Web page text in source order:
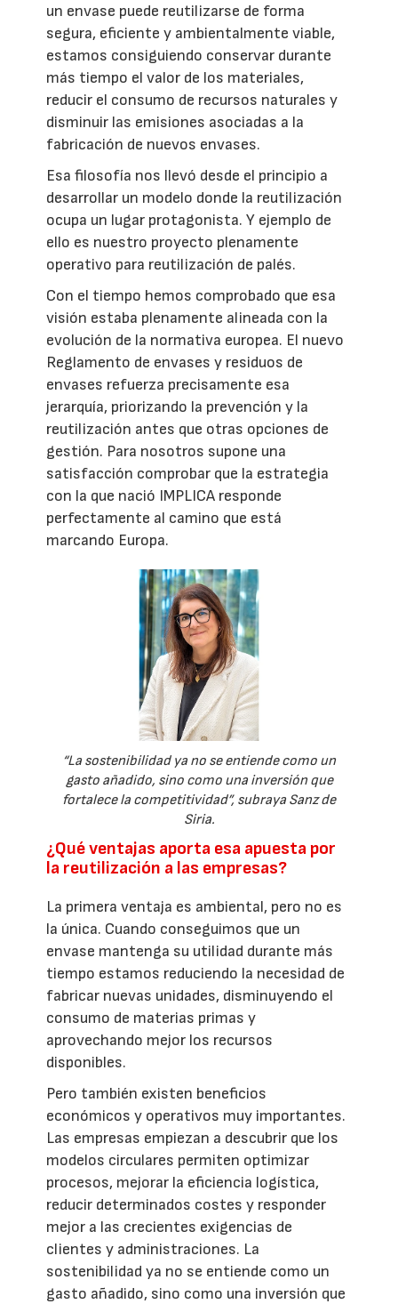
un envase puede reutilizarse de forma
segura, eficiente y ambientalmente viable,
estamos consiguiendo conservar durante
más tiempo el valor de los materiales,
reducir el consumo de recursos naturales y
disminuir las emisiones asociadas a la
fabricación de nuevos envases.
Esa filosofía nos llevó desde el principio a
desarrollar un modelo donde la reutilización
ocupa un lugar protagonista. Y ejemplo de
ello es nuestro proyecto plenamente
operativo para reutilización de palés.
Con el tiempo hemos comprobado que esa
visión estaba plenamente alineada con la
evolución de la normativa europea. El nuevo
Reglamento de envases y residuos de
envases refuerza precisamente esa
jerarquía, priorizando la prevención y la
reutilización antes que otras opciones de
gestión. Para nosotros supone una
satisfacción comprobar que la estrategia
con la que nació IMPLICA responde
perfectamente al camino que está
marcando Europa.
“La sostenibilidad ya no se entiende como un
gasto añadido, sino como una inversión que
fortalece la competitividad”, subraya Sanz de
Siria.
¿Qué ventajas aporta esa apuesta por
la reutilización a las empresas?
La primera ventaja es ambiental, pero no es
la única. Cuando conseguimos que un
envase mantenga su utilidad durante más
tiempo estamos reduciendo la necesidad de
fabricar nuevas unidades, disminuyendo el
consumo de materias primas y
aprovechando mejor los recursos
disponibles.
Pero también existen beneficios
económicos y operativos muy importantes.
Las empresas empiezan a descubrir que los
modelos circulares permiten optimizar
procesos, mejorar la eficiencia logística,
reducir determinados costes y responder
mejor a las crecientes exigencias de
clientes y administraciones. La
sostenibilidad ya no se entiende como un
gasto añadido, sino como una inversión que